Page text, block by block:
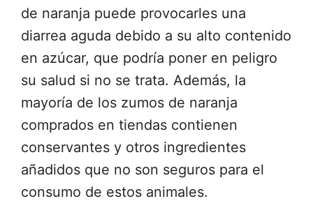
de naranja puede provocarles una
diarrea aguda debido a su alto contenido
en azúcar, que podría poner en peligro
su salud si no se trata. Además, la
mayoría de los zumos de naranja
comprados en tiendas contienen
conservantes y otros ingredientes
añadidos que no son seguros para el
consumo de estos animales.